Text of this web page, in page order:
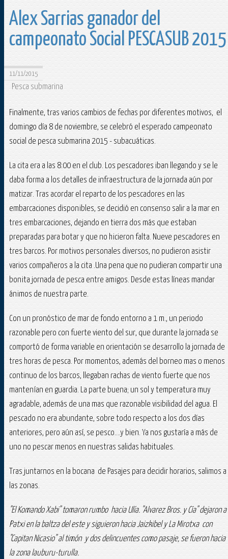
Alex Sarrias ganador del
campeonato Social PESCASUB 2015
11/11/2015
Pesca submarina
Finalmente, tras varios cambios de fechas por diferentes motivos, el
domingo día 8 de noviembre, se celebró el esperado campeonato
social de pesca submarina 2015 - subacuáticas.
La cita era a las 8:00 en el club. Los pescadores iban llegando y se le
daba forma a los detalles de infraestructura de la jornada aún por
matizar. Tras acordar el reparto de los pescadores en las
embarcaciones disponibles, se decidió en consenso salir a la mar en
tres embarcaciones, dejando en tierra dos más que estaban
preparadas para botar y que no hicieron falta. Nueve pescadores en
tres barcos. Por motivos personales diversos, no pudieron asistir
varios compañeros a la cita .Una pena que no pudieran compartir una
bonita jornada de pesca entre amigos. Desde estas líneas mandar
ánimos de nuestra parte.
Con un pronóstico de mar de fondo entorno a 1 m., un periodo
razonable pero con fuerte viento del sur, que durante la jornada se
comportó de forma variable en orientación se desarrollo la jornada de
tres horas de pesca. Por momentos, además del borneo mas o menos
continuo de los barcos, llegaban rachas de viento fuerte que nos
mantenían en guardia. La parte buena; un sol y temperatura muy
agradable, además de una mas que razonable visibilidad del agua. El
pescado no era abundante, sobre todo respecto a los dos días
anteriores, pero aún así, se pesco....y bien. Ya nos gustaría a más de
uno no pescar menos en nuestras salidas habituales.
Tras juntarnos en la bocana de Pasajes para decidir horarios, salimos a
las zonas.
"El Komando Xabi" tomaron rumbo hacia Ulía. "Alvarez Bros. y Cía" dejaron a
Patxi en la baltza del este y siguieron hacia Jaizkibel y La Mirotxa con
"Capitan Nicasio" al timón y dos delincuentes como pasaje, se fueron hacia
la zona lauburu-turulla.